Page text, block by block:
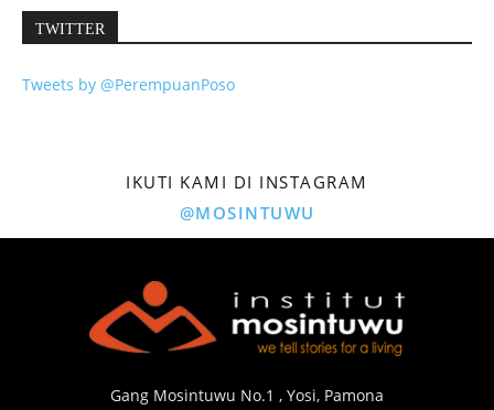
TWITTER
Tweets by @PerempuanPoso
IKUTI KAMI DI INSTAGRAM
@MOSINTUWU
Gang Mosintuwu No.1 , Yosi, Pamona